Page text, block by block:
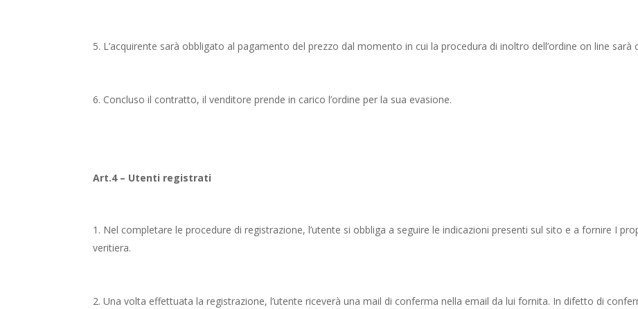
L’acquirente sarà obbligato al pagamento del prezzo dal momento in cui la procedura di inoltro dell’ordine on line sarà
Concluso il contratto, il venditore prende in carico l’ordine per la sua evasione.
Art.4 – Utenti registrati
Nel completare le procedure di registrazione, l’utente si obbliga a seguire le indicazioni presenti sul sito e a fornire I
veritiera.
Una volta effettuata la registrazione, l’utente riceverà una mail di conferma nella email da lui fornita. In difetto di